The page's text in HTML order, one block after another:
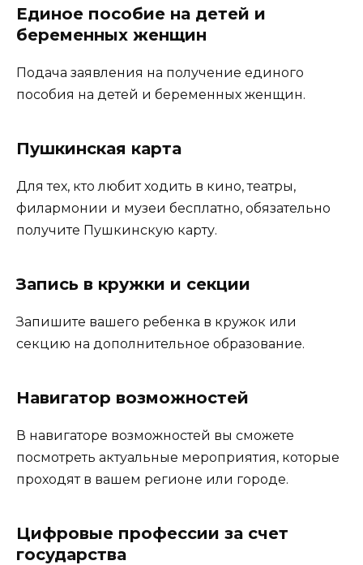
Единое пособие на детей и
беременных женщин
Подача заявления на получение единого
пособия на детей и беременных женщин.
Пушкинская карта
Для тех, кто любит ходить в кино, театры,
филармонии и музеи бесплатно, обязательно
получите Пушкинскую карту.
Запись в кружки и секции
Запишите вашего ребенка в кружок или
секцию на дополнительное образование.
Навигатор возможностей
В навигаторе возможностей вы сможете
посмотреть актуальные мероприятия, которые
проходят в вашем регионе или городе.
Цифровые профессии за счет
государства